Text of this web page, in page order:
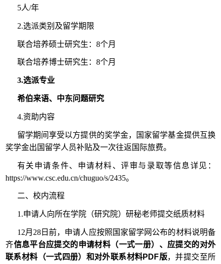
5人/年
2.选派类别及留学期限
联合培养硕士研究生：8个月
联合培养博士研究生：8个月
3.选派专业
希伯来语、中东问题研究
4.资助内容
留学期间享受以方提供的奖学金，国家留学基金提供互换
奖学金出国留学人员补贴及一次往返国际旅费。
有关申请条件、申请材料、评审与录取等信息详见：
https://www.csc.edu.cn/chuguo/s/2435。
二、校内流程
1.申请人向所在学院（研究院）研秘老师提交纸质材料
12月28日前，申请人应按照国家留学网公布的材料说明备
齐信息平台应提交的申请材料（一式一册）、应提交的对外
联系材料（一式四册）和对外联系材料PDF版，并提交至所